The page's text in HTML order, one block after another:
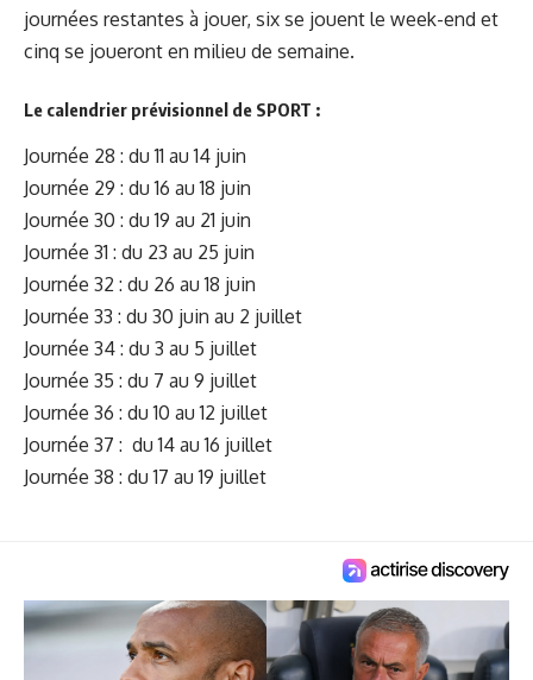
journées restantes à jouer, six se jouent le week-end et
cinq se joueront en milieu de semaine.
Le calendrier prévisionnel de SPORT :
Journée 28 : du 11 au 14 juin
Journée 29 : du 16 au 18 juin
Journée 30 : du 19 au 21 juin
Journée 31 : du 23 au 25 juin
Journée 32 : du 26 au 18 juin
Journée 33 : du 30 juin au 2 juillet
Journée 34 : du 3 au 5 juillet
Journée 35 : du 7 au 9 juillet
Journée 36 : du 10 au 12 juillet
Journée 37 : du 14 au 16 juillet
Journée 38 : du 17 au 19 juillet